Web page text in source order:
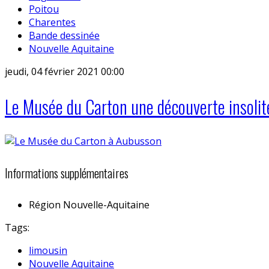
Poitou
Charentes
Bande dessinée
Nouvelle Aquitaine
jeudi, 04 février 2021 00:00
Le Musée du Carton une découverte
Informations supplémentaires
Région Nouvelle-Aquitaine
Tags:
limousin
Nouvelle Aquitaine